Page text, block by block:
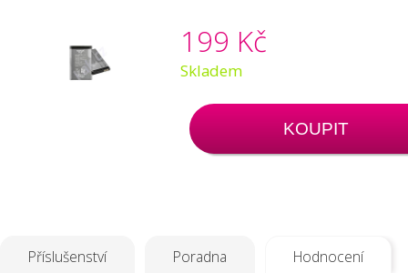
199 Kč
Skladem
KOUPIT
Příslušenství Poradna Hodnocení